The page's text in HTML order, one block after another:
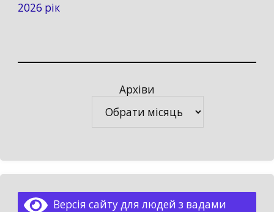
2026 рік
Архіви
Версія сайту для людей з вадами